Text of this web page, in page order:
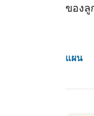
ของลู
แผน